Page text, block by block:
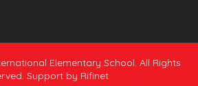
Elementary School. All Rights
Support by Rifinet